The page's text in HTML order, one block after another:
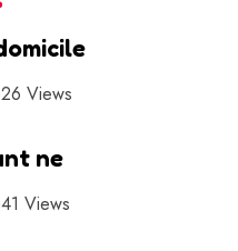
26 Views
ne
41 Views